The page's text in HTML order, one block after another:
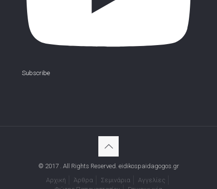
Subscribe
© 2017 . All Rights Reserved. eidikospaidagogos.gr
Αρχική
Άρθρα Σεμινάρια
Αγγελίες